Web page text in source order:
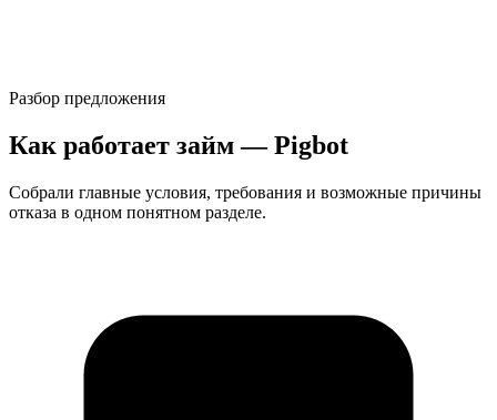
Разбор предложения
Как работает займ — Pigbot
Собрали главные условия, требования и возможные причины
отказа в одном понятном разделе.